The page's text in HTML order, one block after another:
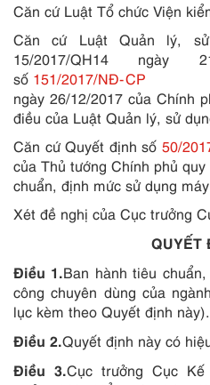
Căn cứ Luật Tổ chức Viện
Căn cứ Luật Quản lý,
15/2017/QH14 ngày
số 151/2017/NĐ-CP
ngày 26/12/2017 của Chính
điều của Luật Quản lý, sử
Căn cứ Quyết định số 50/
của Thủ tướng Chính phủ
chuẩn, định mức sử dụng
Xét đề nghị của Cục trưởng
QUYẾT
Điều 1.Ban hành tiêu
công chuyên dùng của
lục kèm theo Quyết định này).
Điều 2.Quyết định này có
Điều 3.Cục trưởng Cục